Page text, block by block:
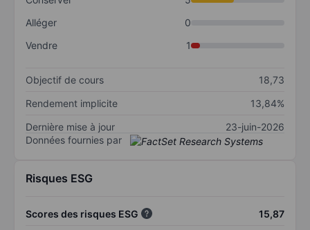
Alléger
0
Vendre
1
Objectif de cours
18,73
Rendement implicite
13,84%
Dernière mise à jour
23-juin-2026
Données fournies par
Risques ESG
Scores des risques ESG
15,87